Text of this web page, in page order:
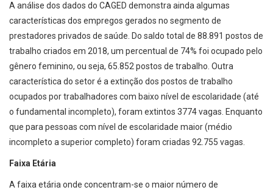
A análise dos dados do CAGED demonstra ainda algumas
características dos empregos gerados no segmento de
prestadores privados de saúde. Do saldo total de 88.891 postos de
trabalho criados em 2018, um percentual de 74% foi ocupado pelo
gênero feminino, ou seja, 65.852 postos de trabalho. Outra
característica do setor é a extinção dos postos de trabalho
ocupados por trabalhadores com baixo nível de escolaridade (até
o fundamental incompleto), foram extintos 3774 vagas. Enquanto
que para pessoas com nível de escolaridade maior (médio
incompleto a superior completo) foram criadas 92.755 vagas.
Faixa Etária
A faixa etária onde concentram-se o maior número de